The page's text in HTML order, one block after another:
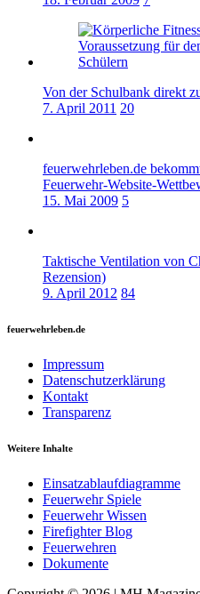
Von der Schulbank direkt
7. April 2011 20
feuerwehrleben.de
Feuerwehr-Website-
15. Mai 2009 5
Taktische Ventilation von
Rezension)
9. April 2012 84
feuerwehrleben.de
Impressum
Datenschutzerklärung
Kontakt
Transparenz
Weitere Inhalte
Einsatzablaufdiagramme
Feuerwehr Spiele
Feuerwehr Wissen
Firefighter Blog
Feuerwehren
Dokumente